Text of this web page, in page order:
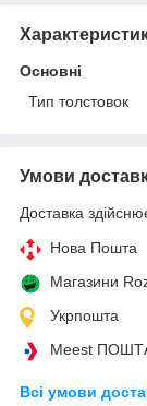
Основні
Тип толстовок
Умови
Доставка
Нова Пошта
Магазини
Укрпошта
Meest
Всі умови